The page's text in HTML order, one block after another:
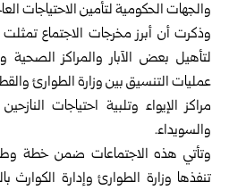
والجهات الحكومية لتأمين الاحتياجات
وذكرت أن أبرز مخرجات الاجتماع
لتأهيل بعض الآبار والمراكز الصحية
عمليات التنسيق بين وزارة الطوارئ
مراكز الإيواء وتلبية احتياجات
والسويداء.
وتأتي هذه الاجتماعات ضمن خطة
تنفذها وزارة الطوارئ وإدارة الكوارث